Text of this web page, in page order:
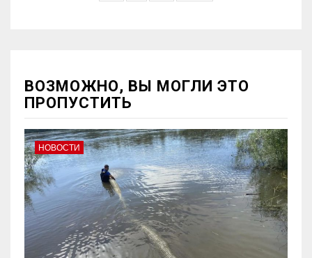
ВОЗМОЖНО, ВЫ МОГЛИ ЭТО
ПРОПУСТИТЬ
НОВОСТИ